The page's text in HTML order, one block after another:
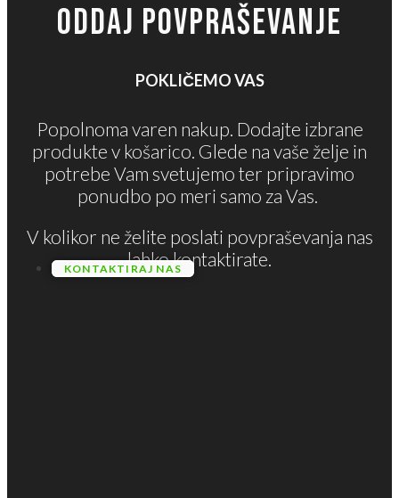
ODDAJ POVPRAŠEVANJE
POKLIČEMO VAS
Popolnoma varen nakup. Dodajte izbrane
produkte v košarico. Glede na vaše želje in
potrebe Vam svetujemo ter pripravimo
ponudbo po meri samo za Vas.
V kolikor ne želite poslati povpraševanja nas
lahko kontaktirate.
KONTAKTIRAJ NAS